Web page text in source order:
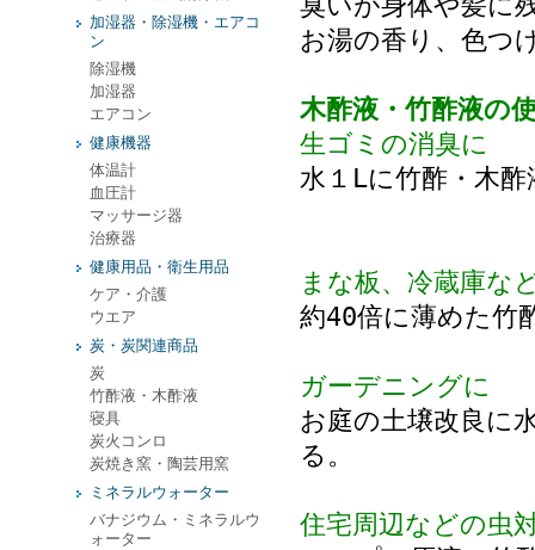
加湿器・除湿機・エアコ
ン
除湿機
加湿器
エアコン
健康機器
体温計
血圧計
マッサージ器
治療器
健康用品・衛生用品
ケア・介護
ウエア
炭・炭関連商品
炭
竹酢液・木酢液
寝具
炭火コンロ
炭焼き窯・陶芸用窯
ミネラルウォーター
バナジウム・ミネラルウ
ォーター
お湯の香り、色つ
木酢液・竹酢液の
生ゴミの消臭に
水１Lに竹酢・木
まな板、冷蔵庫な
約40倍に薄めた竹
ガーデニングに
お庭の土壌改良に
る。
住宅周辺などの虫